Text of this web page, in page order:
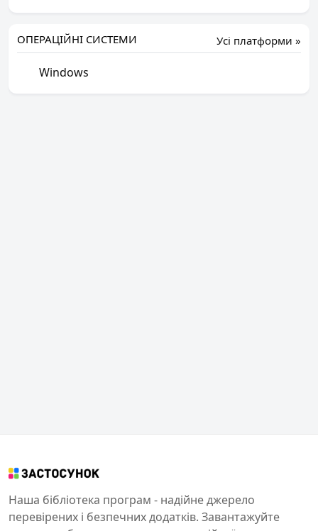
Усі платформи »
ОПЕРАЦІЙНІ СИСТЕМИ
Windows
Наша бібліотека програм - надійне джерело
перевірених і безпечних додатків. Завантажуйте